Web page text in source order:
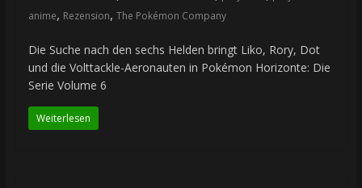
anime, Rezension, The Pokémon Company
Die Suche nach den sechs Helden bringt Liko, Rory, Dot
und die Volttackle-Aeronauten in Pokémon Horizonte: Die
Serie Volume 6
Weiterlesen